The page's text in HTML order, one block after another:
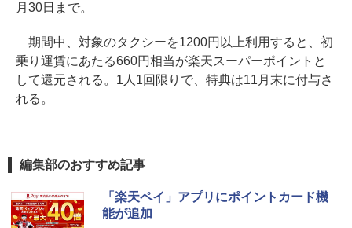
月30日まで。
期間中、対象のタクシーを1200円以上利用すると、初
乗り運賃にあたる660円相当が楽天スーパーポイントと
して還元される。1人1回限りで、特典は11月末に付与さ
れる。
編集部のおすすめ記事
「楽天ペイ」アプリにポイントカード機
能が追加